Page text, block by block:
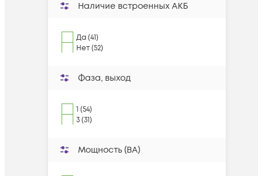
Наличие встроенных АКБ
Да (41)
Нет (52)
Фаза, выход
1 (54)
3 (31)
Мощность (ВА)